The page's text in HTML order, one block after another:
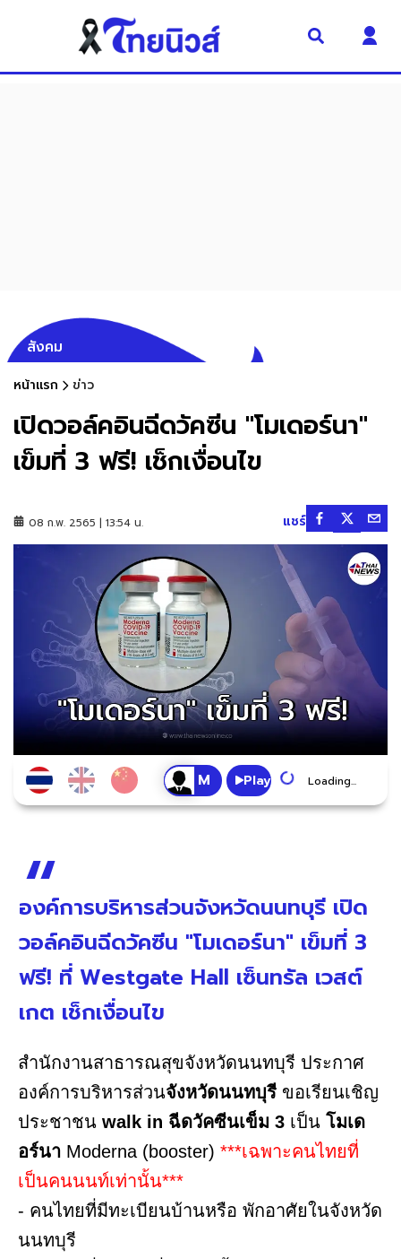
สังคม
หน้าแรก ข่าว
เปิดวอล์คอินฉีดวัคซีน "โมเดอร์นา"
เข็มที่ 3 ฟรี! เช็กเงื่อนไข
08 ก.พ. 2565 | 13:54 น. แชร์
Play Loading...
องค์การบริหารส่วนจังหวัดนนทบุรี เปิด
วอล์คอินฉีดวัคซีน "โมเดอร์นา" เข็มที่ 3
ฟรี! ที่ Westgate Hall เซ็นทรัล เวสต์
เกต เช็กเงื่อนไข
สำนักงานสาธารณสุขจังหวัดนนทบุรี ประกาศ
องค์การบริหารส่วนจังหวัดนนทบุรี ขอเรียนเชิญ
ประชาชน walk in ฉีดวัคซีนเข็ม 3 เป็น โมเด
อร์นา Moderna (booster) ***เฉพาะคนไทยที่
เป็นคนนนท์เท่านั้น***
- คนไทยที่มีทะเบียนบ้านหรือ พักอาศัยในจังหวัด
นนทบุรี